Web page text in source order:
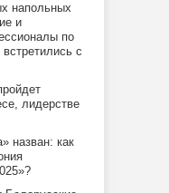
напольных
и
по
с
лидерстве
назван: как